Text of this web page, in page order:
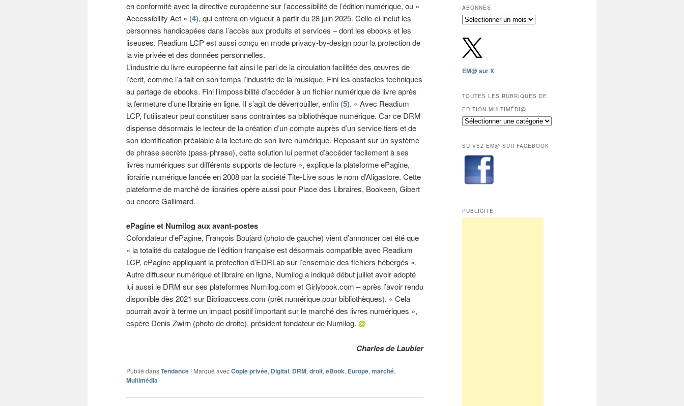
en conformité avec la directive européenne sur l’accessibilité de l’édition numérique, ou «
Accessibility Act » (4), qui entrera en vigueur à partir du 28 juin 2025. Celle-ci inclut les
personnes handicapées dans l’accès aux produits et services – dont les ebooks et les
liseuses. Readium LCP est aussi conçu en mode privacy-by-design pour la protection de
la vie privée et des données personnelles.
L’industrie du livre européenne fait ainsi le pari de la circulation facilitée des œuvres de
l’écrit, comme l’a fait en son temps l’industrie de la musique. Fini les obstacles techniques
au partage de ebooks. Fini l’impossibilité d’accéder à un fichier numérique de livre après
la fermeture d’une librairie en ligne. Il s’agit de déverrouiller, enfin (5). « Avec Readium
LCP, l’utilisateur peut constituer sans contraintes sa bibliothèque numérique. Car ce DRM
dispense désormais le lecteur de la création d’un compte auprès d’un service tiers et de
son identification préalable à la lecture de son livre numérique. Reposant sur un système
de phrase secrète (pass-phrase), cette solution lui permet d’accéder facilement à ses
livres numériques sur différents supports de lecture », explique la plateforme ePagine,
librairie numérique lancée en 2008 par la société Tite-Live sous le nom d’Aligastore. Cette
plateforme de marché de librairies opère aussi pour Place des Libraires, Bookeen, Gibert
ou encore Gallimard.
ePagine et Numilog aux avant-postes
Cofondateur d’ePagine, François Boujard (photo de gauche) vient d’annoncer cet été que
« la totalité du catalogue de l’édition française est désormais compatible avec Readium
LCP, ePagine appliquant la protection d’EDRLab sur l’ensemble des fichiers hébergés ».
Autre diffuseur numérique et libraire en ligne, Numilog a indiqué début juillet avoir adopté
lui aussi le DRM sur ses plateformes Numilog.com et Girlybook.com – après l’avoir rendu
disponible dès 2021 sur Biblioaccess.com (prêt numérique pour bibliothèques). « Cela
pourrait avoir à terme un impact positif important sur le marché des livres numériques »,
espère Denis Zwirn (photo de droite), président fondateur de Numilog. @
Charles de Laubier
Publié dansTendance | Marqué avecCopie privée, Digital, DRM, droit, eBook, Europe, marché,
Multimédia
ABONNÉS.
Archives
depuis
2009,
sauf
les
mois
réservés
aux
abonnés.
EM@ sur X
TOUTES LES RUBRIQUES DE
EDITION MULTIMÉDI@
Toutes
de
Edition
Multimédi@
SUIVEZ EM@ SUR FACEBOOK
PUBLICITÉ